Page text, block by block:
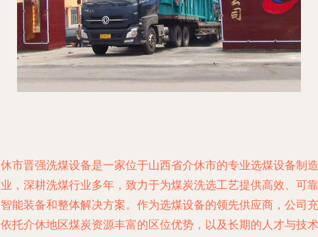
市晋强洗煤设备是一家位于山西省介休市的专业选煤设备制造
，深耕洗煤行业多年，致力于为煤炭洗选工艺提供高效、可靠
能装备和整体解决方案。作为选煤设备的领先供应商，公司充
托介休地区煤炭资源丰富的区位优势，以及长期的人才与技术